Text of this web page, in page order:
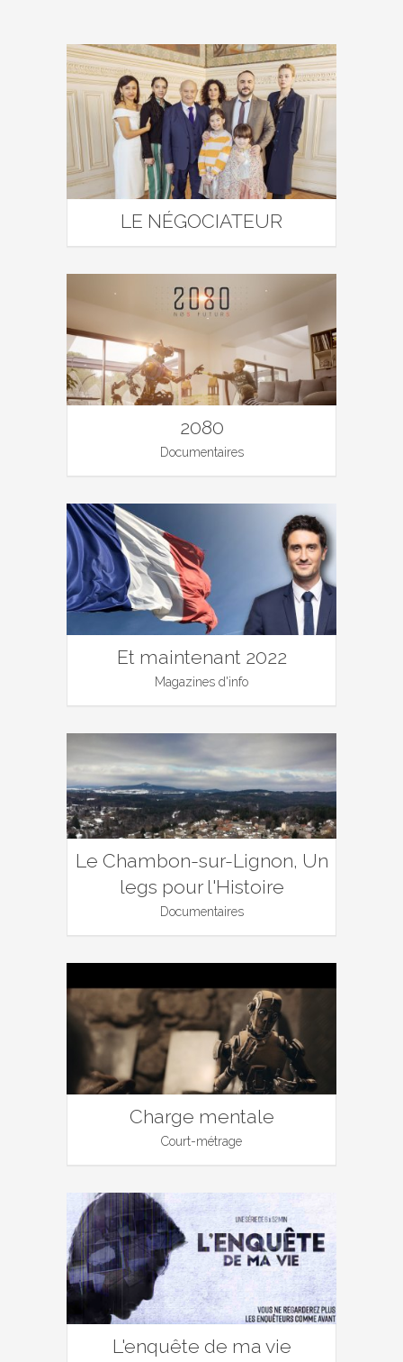
LE NÉGOCIATEUR
2080
Documentaires
Et maintenant 2022
Magazines d'info
Le Chambon-sur-Lignon, Un
legs pour l'Histoire
Documentaires
Charge mentale
Court-métrage
L'enquête de ma vie